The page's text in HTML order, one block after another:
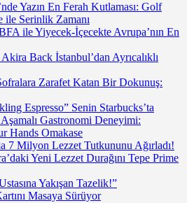
Yazın En Ferah Kutlaması: Golf
ile Serinlik Zamanı
ile Yiyecek-İçecekte Avrupa’nın En
Back İstanbul’dan Ayrıcalıklı
Zarafet Katan Bir Dokunuş:
Espresso” Senin Starbucks’ta
Gastronomi Deneyimi:
Hands Omakase
7 Milyon Lezzet Tutkununu Ağırladı!
Yeni Lezzet Durağını Tepe Prime
Yakışan Tazelik!”
Masaya Sürüyor